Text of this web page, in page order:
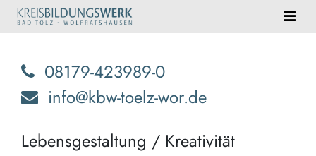
08179-423989-0
info@kbw-toelz-wor.de
Lebensgestaltung / Kreativität